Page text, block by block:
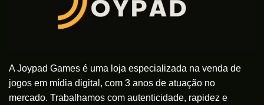
A Joypad Games é uma loja especializada na venda de
jogos em mídia digital, com 3 anos de atuação no
mercado. Trabalhamos com autenticidade, rapidez e